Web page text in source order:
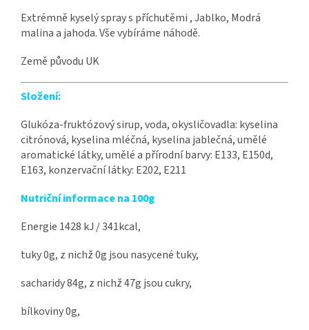
Extrémně kyselý spray s příchutěmi , Jablko, Modrá
malina a jahoda. Vše vybíráme náhodě.
Země původu UK
Složení:
Glukóza-fruktózový sirup, voda, okysličovadla: kyselina
citrónová, kyselina mléčná, kyselina jablečná, umělé
aromatické látky, umělé a přírodní barvy: E133, E150d,
E163, konzervační látky: E202, E211
Nutriční informace na 100g
Energie 1428 kJ / 341kcal,
tuky 0g, z nichž 0g jsou nasycené tuky,
sacharidy 84g, z nichž 47g jsou cukry,
bílkoviny 0g,